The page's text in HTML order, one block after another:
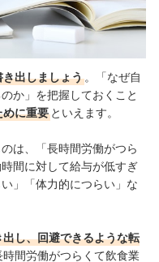
出しましょう 。
「なぜ自
か」を把握しておくこと
めに重要 といえます。
は、「長時間労働がつら
間に対して給与が低すぎ
」「体力的につらい」な
し、回避できるような転
時間労働がつらくて飲食業